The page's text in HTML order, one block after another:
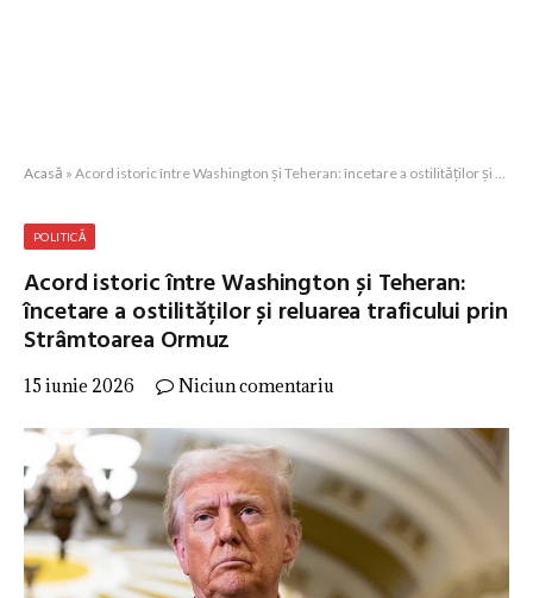
Acasă » Acord istoric între Washington și Teheran: încetare a ostilităților și reluarea traficului prin Strâmtoarea Ormuz
POLITICĂ
Acord istoric între Washington și Teheran:
încetare a ostilităților și reluarea traficului prin
Strâmtoarea Ormuz
15 iunie 2026 Niciun comentariu